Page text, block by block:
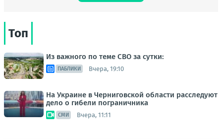
Топ
Из важного по теме СВО за сутки:
ПАБЛИКИ Вчера, 19:10
На Украине в Черниговской области расследуют
дело о гибели пограничника
СМИ Вчера, 11:11